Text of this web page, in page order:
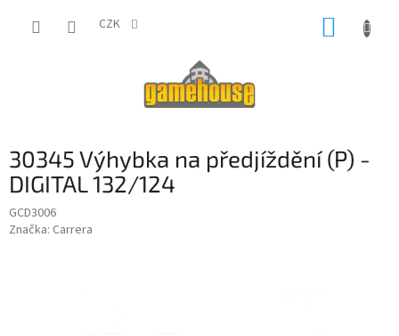
CZK
30345 Výhybka na předjíždění (P) -
DIGITAL 132/124
GCD3006
Značka: Carrera